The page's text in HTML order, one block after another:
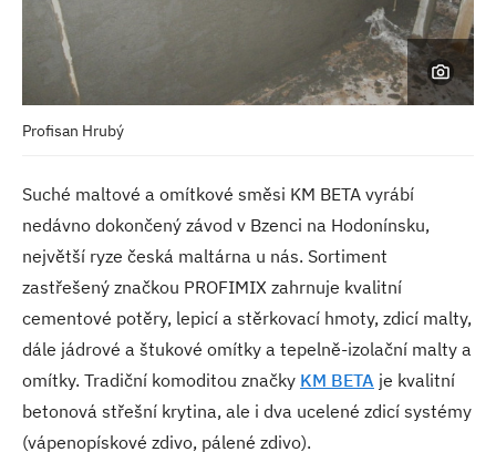
Profisan Hrubý
Suché maltové a omítkové směsi KM BETA vyrábí
nedávno dokončený závod v Bzenci na Hodonínsku,
největší ryze česká maltárna u nás. Sortiment
zastřešený značkou PROFIMIX zahrnuje kvalitní
cementové potěry, lepicí a stěrkovací hmoty, zdicí malty,
dále jádrové a štukové omítky a tepelně-izolační malty a
omítky. Tradiční komoditou značky KM BETA je kvalitní
betonová střešní krytina, ale i dva ucelené zdicí systémy
(vápenopískové zdivo, pálené zdivo).